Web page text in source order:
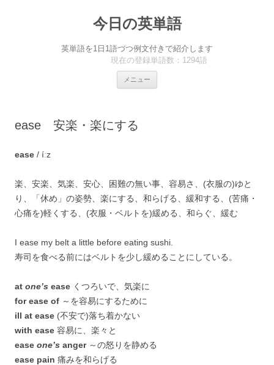
今日の英単語
英単語を1日1語づつ例文付きで紹介します
現在の登録単語数：1294語
メニュー
ease 安楽・楽にする
ease / íːz
楽、安楽、気楽、安心、困難の無い事、容易さ、(衣服の)ゆと
り、「休め」の姿勢、楽にする、和らげる、緩和する、(苦痛・
心痛を)軽くする、(衣服・ベルトを)緩める、和らぐ、緩む
I ease my belt a little before eating sushi.
寿司を食べる前にはベルトを少し緩めることにしている。
at one’s ease くつろいで、気楽に
for ease of ～を容易にするために
ill at ease (不安で)落ち着かない
with ease 容易に、楽々と
ease one’s anger～の怒りを静める
ease pain 痛みを和らげる